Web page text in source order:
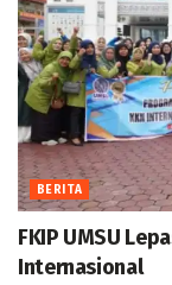
BERITA
FKIP UMSU
Internasional